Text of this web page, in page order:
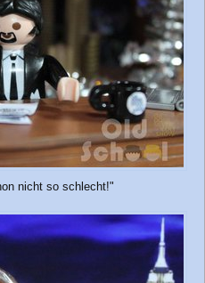
nicht so schlecht!"